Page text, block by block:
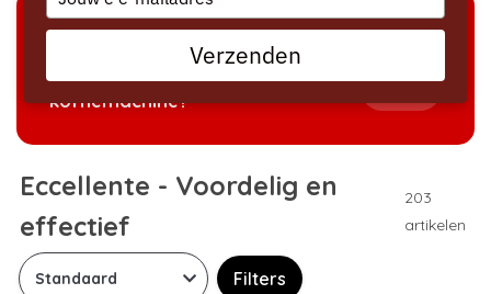
Welke producten passen bij mijn
koffiemachine?
Eccellente - Voordelig en
effectief
203
artikelen
Filters
your
email
Verzenden